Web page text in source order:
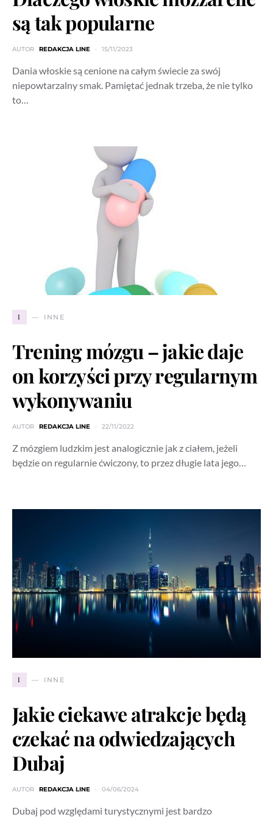
są tak popularne
AUTOR REDAKCJA LINE 15/11/2023
Dania włoskie są cenione na całym świecie za swój
niepowtarzalny smak. Pamiętać jednak trzeba, że nie tylko
to…
I INNE
Trening mózgu – jakie daje
on korzyści przy regularnym
wykonywaniu
AUTOR REDAKCJA LINE 22/11/2022
Z mózgiem ludzkim jest analogicznie jak z ciałem, jeżeli
będzie on regularnie ćwiczony, to przez długie lata jego…
I INNE
Jakie ciekawe atrakcje będą
czekać na odwiedzających
Dubaj
AUTOR REDAKCJA LINE 04/06/2024
Dubaj pod względami turystycznymi jest bardzo